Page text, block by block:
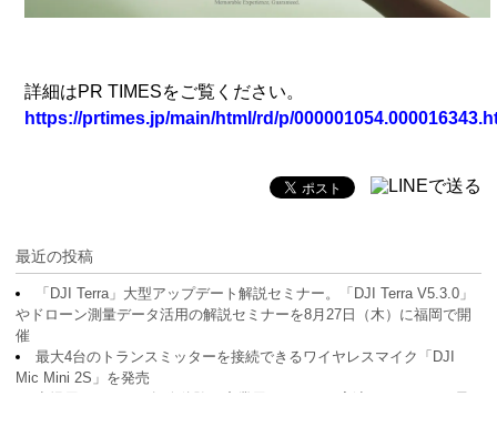
詳細はPR TIMESをご覧ください。
https://prtimes.jp/main/html/rd/p/
最近の投稿
「DJI Terra」大型アップデート解説セミナー。「DJI Terra V5.3.0」
やドローン測量データ活用の解説セミナーを8月27日（木）に福岡で開
催
最大4台のトランスミッターを接続できるワイヤレスマイク「DJI
Mic Mini 2S」を発売